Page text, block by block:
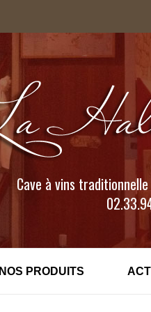
Cave à vins
NOS PRODUITS